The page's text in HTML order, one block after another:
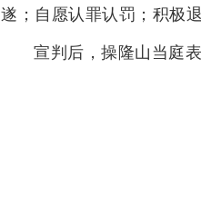
遂；自愿认罪认罚；积极
宣判后，操隆山当庭表